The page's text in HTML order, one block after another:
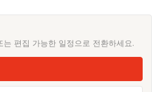
편집 가능한 일정으로 전환하세요.